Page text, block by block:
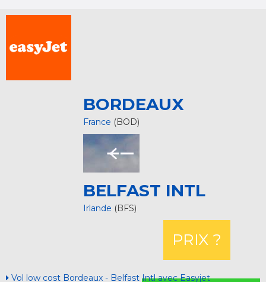
BORDEAUX
France (BOD)
BELFAST INTL
Irlande (BFS)
PRIX ?
Vol low cost Bordeaux - Belfast Intl avec Easyjet